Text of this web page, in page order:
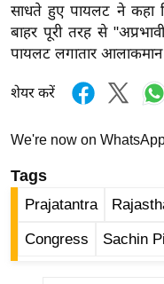
क्षा
B
r
e
k
n
g
e
साधते हुए पायलट ने कहा
बाहर पूरी तरह से
पायलट लगातार
शेयर करें
We're now on
Tags
Prajatantra
Congress Sachin